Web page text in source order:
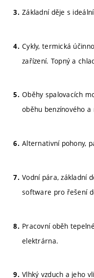
Základní děje s
Cykly, termická
zařízení. Topný a
Oběhy spalovacích
oběhu benzínového
Alternativní pohony,
Vodní pára, základní
software pro řešení
Pracovní oběh
elektrárna.
Vlhký vzduch a jeho